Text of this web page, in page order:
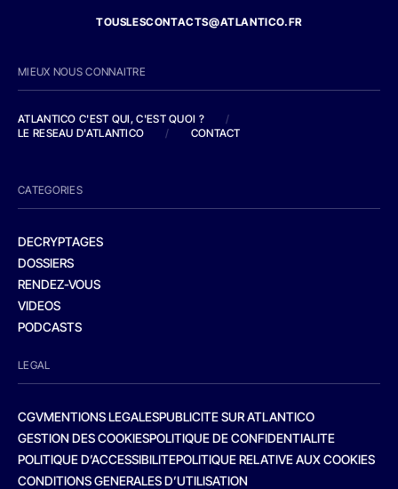
TOUSLESCONTACTS@ATLANTICO.FR
MIEUX NOUS CONNAITRE
ATLANTICO C'EST QUI, C'EST QUOI ?
/
LE RESEAU D'ATLANTICO
/ CONTACT
CATEGORIES
DECRYPTAGES
DOSSIERS
RENDEZ-VOUS
VIDEOS
PODCASTS
LEGAL
CGVMENTIONS LEGALESPUBLICITE SUR ATLANTICO
GESTION DES COOKIESPOLITIQUE DE CONFIDENTIALITE
POLITIQUE D’ACCESSIBILITEPOLITIQUE RELATIVE AUX COOKIES
CONDITIONS GENERALES D’UTILISATION